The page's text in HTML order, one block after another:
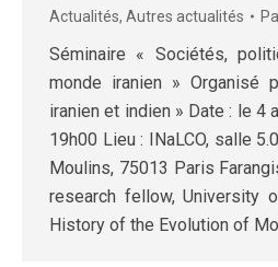
Actualités, Autres actualités
Séminaire « Sociétés,
monde iranien » Organisé
iranien et indien » Date : le 4
19h00 Lieu : INaLCO, salle
Moulins, 75013 Paris
research fellow, University
History of the Evolution of